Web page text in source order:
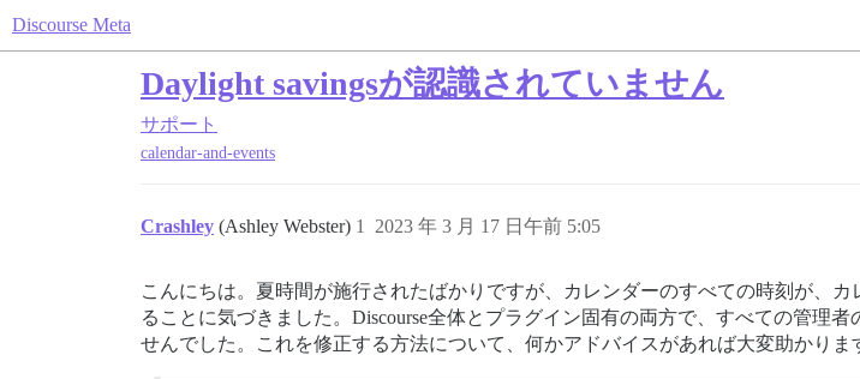
Discourse Meta
Daylight savingsが認識されていません
サポート
calendar-and-events
Crashley (Ashley Webster) 2023 年 3 月 17 日午前 5:05
1
こんにちは。夏時間が施行されたばかりですが、カレンダーのすべての時刻が、
ることに気づきました。Discourse全体とプラグイン固有の両方で、すべての管理
せんでした。これを修正する方法について、何かアドバイスがあれば大変助かりま